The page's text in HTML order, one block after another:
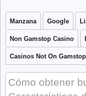
Manzana Google
Non Gamstop Casino
Casinos Not On
Cómo obtener